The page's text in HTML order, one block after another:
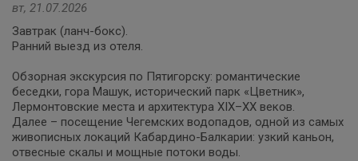
вт, 21.07.2026
Завтрак (ланч-бокс).
Ранний выезд из отеля.
Обзорная экскурсия по Пятигорску: романтические
беседки, гора Машук, исторический парк «Цветник»,
Лермонтовские места и архитектура XIX–XX веков.
Далее – посещение Чегемских водопадов, одной из самых
живописных локаций Кабардино-Балкарии: узкий каньон,
отвесные скалы и мощные потоки воды.